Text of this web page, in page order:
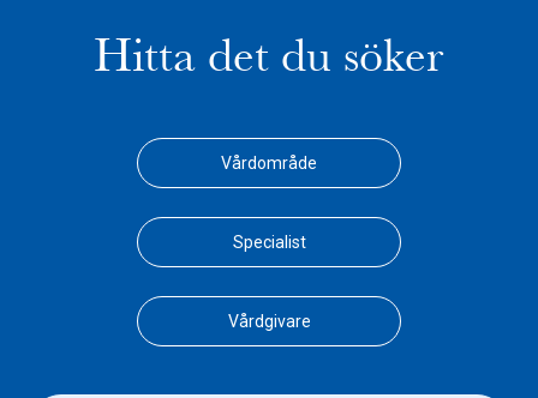
Hitta det du söker
Vårdområde
Specialist
Vårdgivare